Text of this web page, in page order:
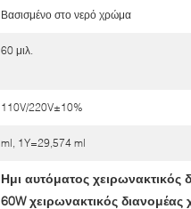
Βασισμένο στο νερό χρώμα
60 μιλ.
110V/220V±10%
ml, 1Y=29,574 ml
Ημι αυτόματος
60W χειρωνακτικός